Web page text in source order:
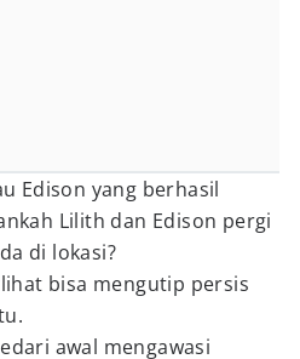
Edison yang berhasil
Lilith dan Edison pergi
di lokasi?
bisa mengutip persis
awal mengawasi